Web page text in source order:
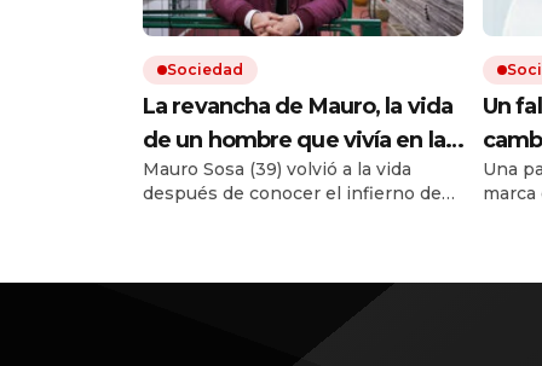
Sociedad
La revancha de Mauro, la vida
de un hombre que vivía en la
calle y pudo reencontrar su
rumbo: «Ya no me reprocho»
Mauro Sosa (39) volvió a la vida
después de conocer el infierno de
fue darme cuenta de que necesitaba
Un
Una
La